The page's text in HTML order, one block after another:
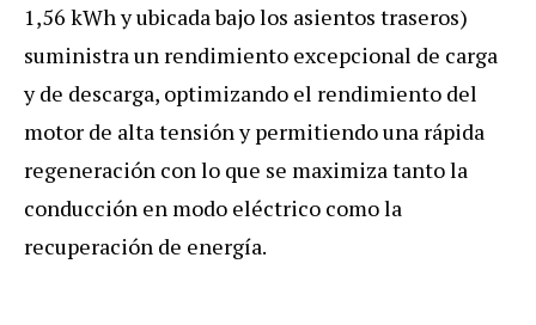
1,56 kWh y ubicada bajo los asientos traseros)
suministra un rendimiento excepcional de carga
y de descarga, optimizando el rendimiento del
motor de alta tensión y permitiendo una rápida
regeneración con lo que se maximiza tanto la
conducción en modo eléctrico como la
recuperación de energía.